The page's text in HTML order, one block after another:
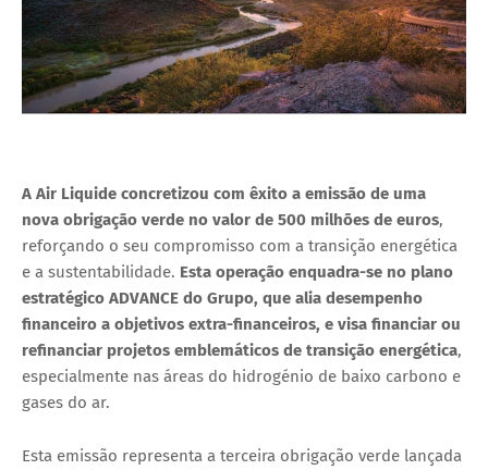
A Air Liquide concretizou com êxito a emissão de uma
nova obrigação verde no valor de 500 milhões de euros,
reforçando o seu compromisso com a transição energética
e a sustentabilidade. Esta operação enquadra-se no plano
estratégico ADVANCE do Grupo, que alia desempenho
financeiro a objetivos extra-financeiros, e visa financiar ou
refinanciar projetos emblemáticos de transição energética,
especialmente nas áreas do hidrogénio de baixo carbono e
gases do ar.
Esta emissão representa a terceira obrigação verde lançada